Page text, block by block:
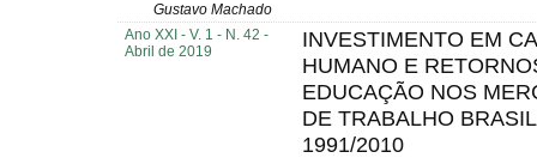
Gustavo Machado
Ano XXI - V. 1 - N. 42 -
Abril de 2019
INVESTIMENTO EM
HUMANO E
EDUCAÇÃO NOS
DE TRABALHO
1991/2010